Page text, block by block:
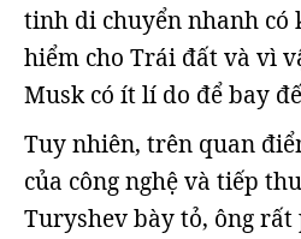
tinh di chuyển nhanh có
hiểm cho Trái đất và vì
Musk có ít lí do để bay
Tuy nhiên, trên quan
của công nghệ và tiếp
Turyshev bày tỏ, ông